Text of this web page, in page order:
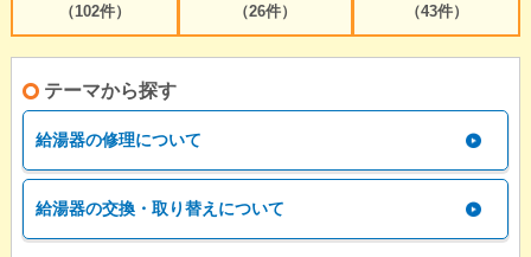
（102件）
（26件）
（43件）
テーマから探す
給湯器の修理について
給湯器の交換・取り替えについて